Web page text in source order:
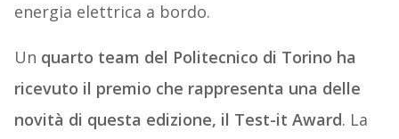
energia elettrica a bordo.
Un quarto team del Politecnico di Torino ha
ricevuto il premio che rappresenta una delle
novità di questa edizione, il Test-it Award. La